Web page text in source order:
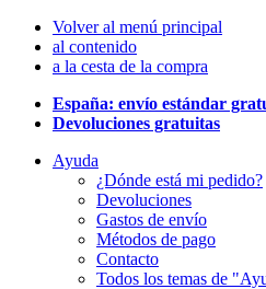
Volver al menú principal
al contenido
a la cesta de la compra
España: envío estándar
Devoluciones gratuitas
Ayuda
¿Dónde está mi pedido?
Devoluciones
Gastos de envío
Métodos de pago
Contacto
Todos los temas de